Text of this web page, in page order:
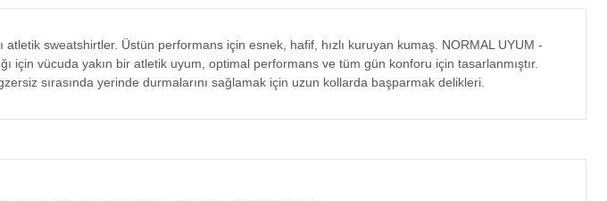
atletik sweatshirtler. Üstün performans için esnek, hafif, hızlı kuruyan kumaş. NORMAL UYUM -
için vücuda yakın bir atletik uyum, optimal performans ve tüm gün konforu için tasarlanmıştır.
sırasında yerinde durmalarını sağlamak için uzun kollarda başparmak delikleri.